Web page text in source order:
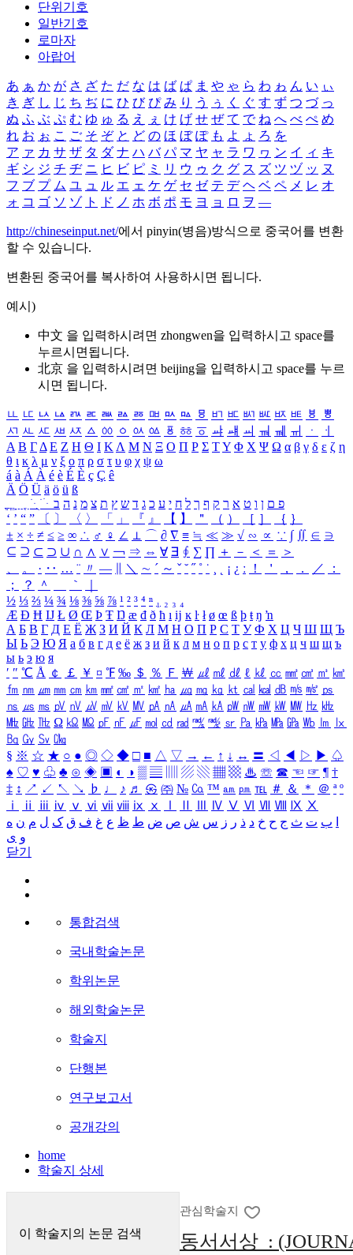
단위기호
일반기호
로마자
아랍어
あ ぁ か が さ ざ た だ な は ば ぱ ま や ゃ ら わ ゎ ん い ぃ
き ぎ し じ ち ぢ に ひ び ぴ み り う ぅ く ぐ す ず つ づ っ
ぬ ふ ぶ ぷ む ゆ ゅ る え ぇ け げ せ ぜ て で ね へ べ ぺ め
れ お ぉ こ ご そ ぞ と ど の ほ ぼ ぽ も よ ょ ろ を
ア ァ カ サ ザ タ ダ ナ ハ バ パ マ ヤ ャ ラ ワ ヮ ン イ ィ キ
ギ シ ジ チ ヂ ニ ヒ ビ ピ ミ リ ウ ゥ ク グ ス ズ ツ ヅ ッ ヌ
フ ブ プ ム ユ ュ ル エ ェ ケ ゲ セ ゼ テ デ ヘ ベ ペ メ レ オ
ォ コ ゴ ソ ゾ ト ド ノ ホ ボ ポ モ ヨ ョ ロ ヲ ―
http://chineseinput.net/에서 pinyin(병음)방식으로 중국어를 변환
할 수 있습니다.
변환된 중국어를 복사하여 사용하시면 됩니다.
예시)
中文 을 입력하시려면 zhongwen을 입력하시고 space를
누르시면됩니다.
北京 을 입력하시려면 beijing을 입력하시고 space를 누르
시면 됩니다.
ㅥ ㅦ ㅧ ㅨ ㅩ ㅪ ㅫ ㅬ ㅭ ㅮ ㅯ ㅰ ㅱ ㅲ ㅳ ㅴ ㅵ ㅶ ㅷ ㅸ
ㅹ
ㅺ ㅻ ㅼ ㅽ ㅾ ㅿ ㆀ ㆁ ㆂ ㆃ ㆄ ㆅ ㆆ ㆇ ㆈ ㆉ ㆊ ㆋ ㆌ ㆍ
ㆎ
Α Β ΓΔ Ε Ζ Η Θ Ι ΚΛ Μ Ν Ξ Ο Π Ρ Σ ΤΥ Φ Χ Ψ Ω α β γ δ ε ζ η
θ ι κ λ μ ν ξ ο π ρ σ τ υ φ χ ψ ω
á à Á À é è É È ç Ç ê
Ä Ö Ü ä ö ü ß
ִֶֹ ֻּ ׁׂ פ ם ן ו ט א ר ק ף ך ל ח י ע כ ג ד ש ץ ת צ מ נ ה ב
‘ ’ “ ” 〔 〕 〈 〉 「 」 『 』 【 】 ＂ （ ） ［ ］ ｛ ｝
± × ÷ ≠ ≤ ≥ ∞ ∴ ♂ ♀ ∠ ⊥ ⌒ ∂ ∇ ≡ ≒ ≪ ≫ √ ∽ ∝ ∵ ∫ ∬ ∈ ∋
⊆ ⊇ ⊂ ⊃ ∪ ∩ ∧ ∨ ￢ ⇒ ⇔ ∀ ∃ ∮ ∑ ∏ ＋ － ＜ ＝
＞
、
。 · ‥ … ¨ 〃 ― ＼ ∼ ´ ～ ˇ ˘ ˝ ˚ ˙ ¸ ¡ ¿ ː ！ ＇ ， ． ／
：
；
？ ＾ ｀
½ ⅓ ⅔ ¼ ¾ ⅛ ⅜ ⅝ ⅞ ¹ ² ³ ⁴ ⁿ ₁ ₂ ₃ ₄
Æ Ð Ħ Ĳ Ł Ø Œ Þ Ŧ Ŋ æ đ ð ħ ı ĳ ĸ ŀ ł ø œ ß þ ŧ ŋ ŉ
А Б В Г Д Е Ё Ж З И Й К Л М Н О П Р С Т У Ф Х Ц Ч Ш Щ Ъ
Ы Ь Э Ю Я а б в г д е ё ж з и й к л м н о п р с т у ф х ц ч ш щ ъ
ы ь э ю я
′ ″ ℃ Å ￠ ￡ ￥ ¤ ℉ ‰ ＄ ％ Ｆ ￦ ㎕ ㎖ ㎗ ℓ ㎘ ㏄ ㎣ ㎤ ㎥ ㎦
㎙ ㎚ ㎛ ㎜ ㎝ ㎞ ㎟ ㎠ ㎡ ㎢ ㏊ ㎍ ㎎ ㎏ ㏏ ㎈ ㎉ ㏈ ㎧ ㎨ ㎰
㎱ ㎲ ㎳ ㎴ ㎵ ㎶ ㎷ ㎸ ㎹ ㎀ ㎁ ㎂ ㎃ ㎄ ㎺ ㎻ ㎽ ㎾ ㎿ ㎐ ㎑
㎒ ㎓ ㎔ Ω ㏀ ㏁ ㎊ ㎋ ㎌ ㏖ ㏅ ㎭ ㎮ ㎯ ㏛ ㎩ ㎪ ㎫ ㎬ ㏝ ㏐
㏓
㏃ ㏉ ㏜ ㏆
§ ※ ☆ ★ ○ ● ◎ ◇ ◆ □ ■ △ ▽ → ← ↑ ↓ ↔ 〓 ◁ ◀ ▷ ▶ ♤
♠ ♡ ♥ ♧ ♣ ⊙ ◈ ▣ ◐ ◑ ▒ ▤ ▨ ▧ ▦ ▩ ♨ ☏ ☎ ☜ ☞ ¶ †
‡ ↕ ↗ ↙ ↖ ↘ ♭ ♩ ♪ ♬ ㉿ ㈜ № ㏇ ™ ㏂ ㏘ ℡ ＃ ＆ ＊ ＠ ª º
ⅰ
ⅱ ⅲ ⅳ ⅴ ⅵ ⅶ ⅷ ⅸ ⅹ Ⅳ Ⅴ Ⅵ Ⅶ Ⅷ Ⅸ Ⅹ
ب ت ث ج ح خ د ذ ر ز س ش ص ض ط ظ ع غ ف ق ک ل م ن ه
و ی
닫기
통합검색
국내학술논문
학위논문
해외학술논문
학술지
단행본
연구보고서
공개강의
home
학술지 상세
이 학술지의 논문 검색
관심학술지
동서서상 :